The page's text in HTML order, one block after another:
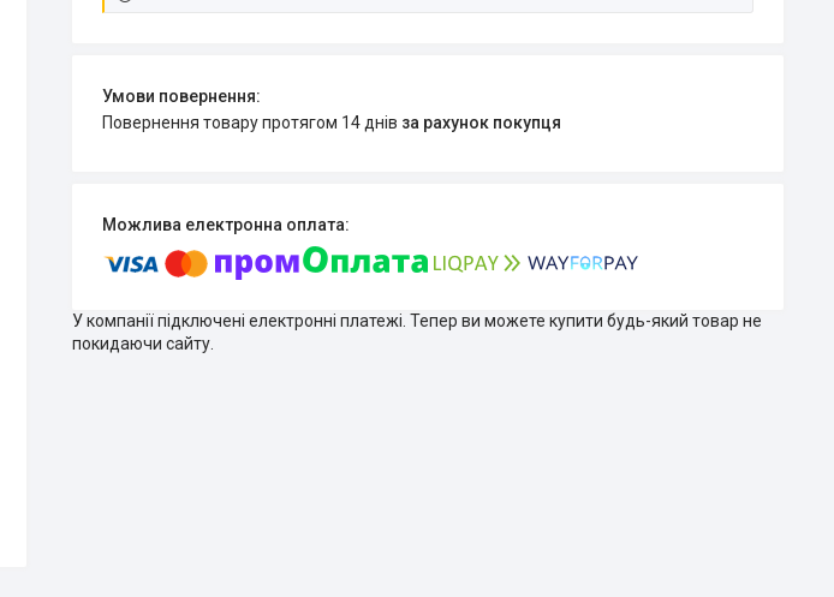
повернення товару протягом 14 днів за рахунок покупця
У компанії підключені електронні платежі. Тепер ви можете купити будь-який товар не
покидаючи сайту.